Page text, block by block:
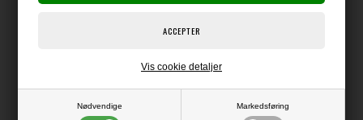
Nødvendige Markedsføring
Vis cookie detaljer
Læs flere artikler...